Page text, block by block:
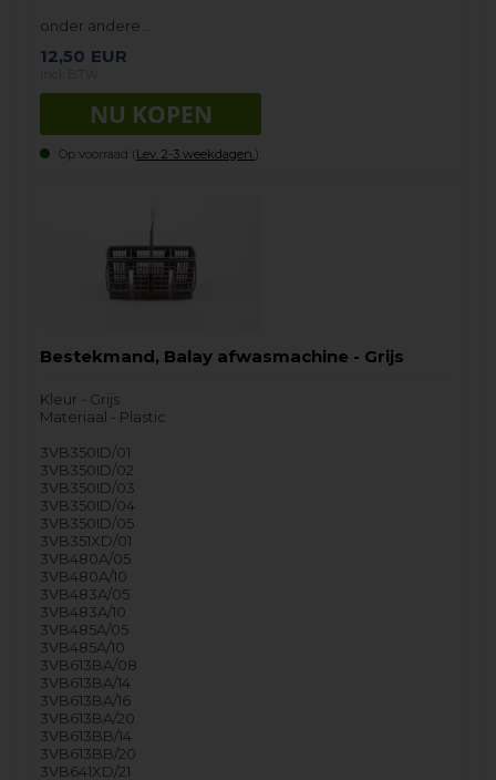
onder andere…
12,50 EUR
Op voorraad (Lev. 2-3 weekdagen. ).
Bestekmand, Balay afwasmachine - Grijs
Kleur - Grijs
Materiaal - Plastic
3VB350ID/01
3VB350ID/02
3VB350ID/03
3VB350ID/04
3VB350ID/05
3VB351XD/01
3VB480A/05
3VB480A/10
3VB483A/05
3VB483A/10
3VB485A/05
3VB485A/10
3VB613BA/08
3VB613BA/14
3VB613BA/16
3VB613BA/20
3VB613BB/14
3VB613BB/20
3VB641XD/21